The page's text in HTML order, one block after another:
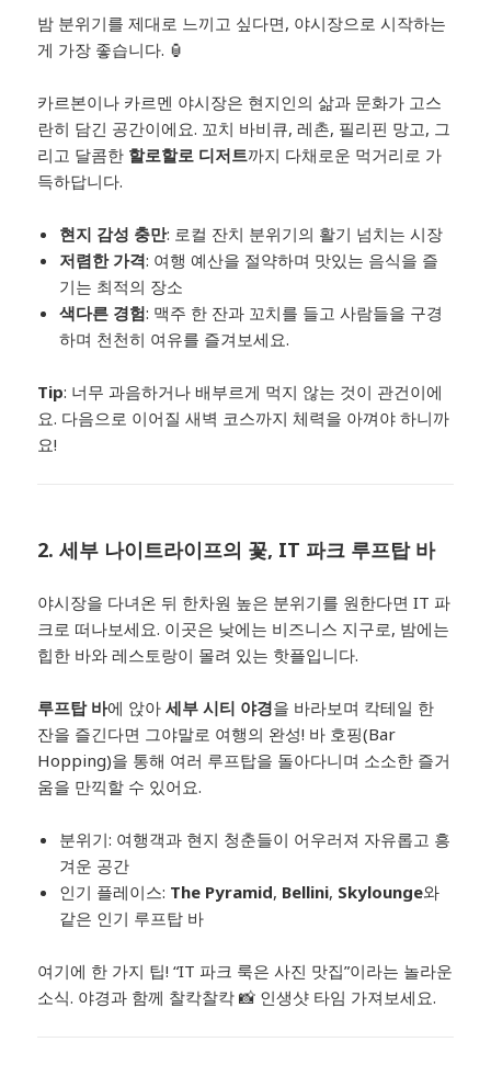
밤 분위기를 제대로 느끼고 싶다면, 야시장으로 시작하는
게 가장 좋습니다. 🏮
카르본이나 카르멘 야시장은 현지인의 삶과 문화가 고스
란히 담긴 공간이에요. 꼬치 바비큐, 레촌, 필리핀 망고, 그
리고 달콤한 할로할로 디저트까지 다채로운 먹거리로 가
득하답니다.
현지 감성 충만: 로컬 잔치 분위기의 활기 넘치는 시장
저렴한 가격: 여행 예산을 절약하며 맛있는 음식을 즐
기는 최적의 장소
색다른 경험: 맥주 한 잔과 꼬치를 들고 사람들을 구경
하며 천천히 여유를 즐겨보세요.
Tip: 너무 과음하거나 배부르게 먹지 않는 것이 관건이에
요. 다음으로 이어질 새벽 코스까지 체력을 아껴야 하니까
요!
2. 세부 나이트라이프의 꽃, IT 파크 루프탑 바
야시장을 다녀온 뒤 한차원 높은 분위기를 원한다면 IT 파
크로 떠나보세요. 이곳은 낮에는 비즈니스 지구로, 밤에는
힙한 바와 레스토랑이 몰려 있는 핫플입니다.
루프탑 바에 앉아세부 시티 야경을 바라보며 칵테일 한
잔을 즐긴다면 그야말로 여행의 완성! 바 호핑(Bar
Hopping)을 통해 여러 루프탑을 돌아다니며 소소한 즐거
움을 만끽할 수 있어요.
분위기: 여행객과 현지 청춘들이 어우러져 자유롭고 흥
겨운 공간
인기 플레이스: The Pyramid, Bellini, Skylounge와
같은 인기 루프탑 바
여기에 한 가지 팁! “IT 파크 룩은 사진 맛집”이라는 놀라운
소식. 야경과 함께 찰칵찰칵 📸 인생샷 타임 가져보세요.